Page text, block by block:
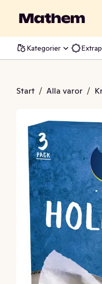
Kategorier
Start / Alla varor /
3-p